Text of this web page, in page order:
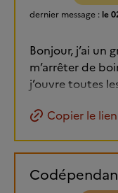
dernier message : le
Bonjour, j’ai un
m’arrêter de
j’ouvre toutes
Copier le lien